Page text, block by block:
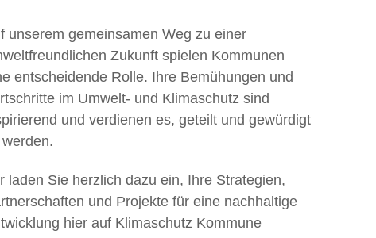
unserem gemeinsamen Weg zu einer
Zukunft spielen Kommunen
entscheidende Rolle. Ihre Bemühungen und
im Umwelt- und Klimaschutz sind
und verdienen es, geteilt und gewürdigt
laden Sie herzlich dazu ein, Ihre Strategien,
und Projekte für eine nachhaltige
hier auf Klimaschutz Kommune